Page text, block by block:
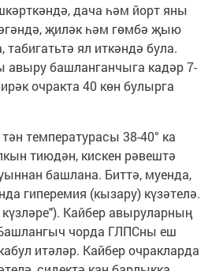
дача һәм йорт яны
җиләк һәм гөмбә җыю
ял иткәндә була.
башланганчыга кадәр 7-
очракта 40 көн булырга
температурасы 38-40° ка
тиюдән, кискен рәвештә
башлана. Биттә, муенда,
гиперемия (кызару) күзәтелә.
Кайбер авыруларның
Башлангыч чорда ГЛПСны еш
итәләр. Кайбер очракларда